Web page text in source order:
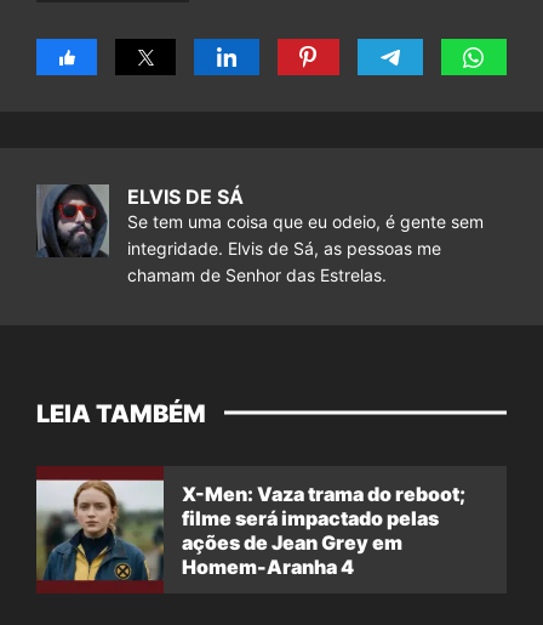
ELVIS DE SÁ
Se tem uma coisa que eu odeio, é gente sem
integridade. Elvis de Sá, as pessoas me
chamam de Senhor das Estrelas.
LEIA TAMBÉM
X-Men: Vaza trama do reboot;
filme será impactado pelas
ações de Jean Grey em
Homem-Aranha 4